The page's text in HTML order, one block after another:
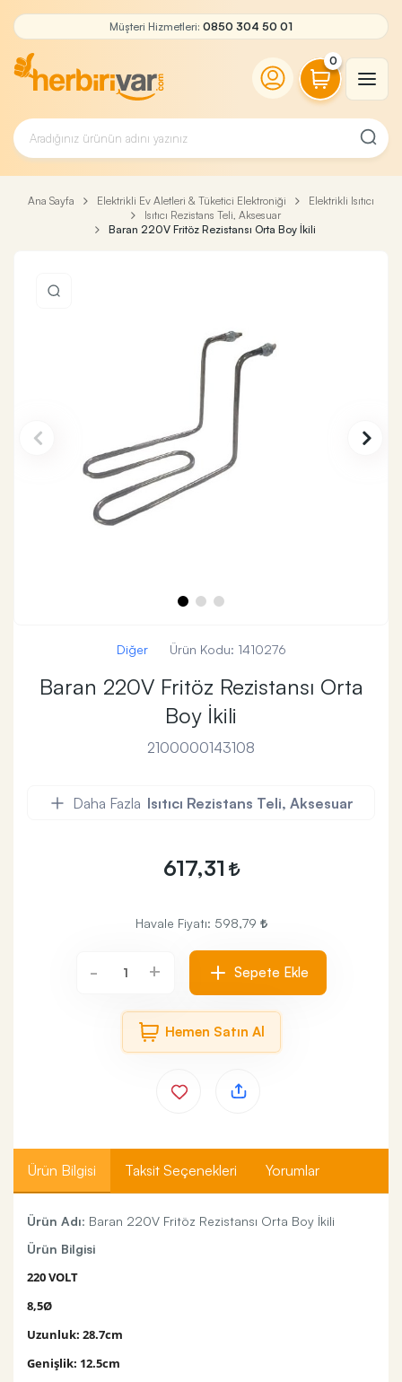
Müşteri Hizmetleri: 0850 304 50 01
0
Ana Sayfa Elektrikli Ev Aletleri & Tüketici Elektroniği
Elektrikli Isıtıcı
Isıtıcı Rezistans Teli, Aksesuar
Baran 220V Fritöz Rezistansı Orta Boy İkili
Diğer Ürün Kodu: 1410276
Baran 220V Fritöz Rezistansı Orta
Boy İkili
2100000143108
Daha Fazla Isıtıcı Rezistans Teli, Aksesuar
617,31
Havale Fiyatı: 598,79
- + Sepete Ekle
Hemen Satın Al
Ürün Bilgisi Taksit Seçenekleri Yorumlar
Ürün Adı: Baran 220V Fritöz Rezistansı Orta Boy İkili
Ürün Bilgisi
220 VOLT
8,5Ø
Uzunluk: 28.7cm
Genişlik: 12.5cm